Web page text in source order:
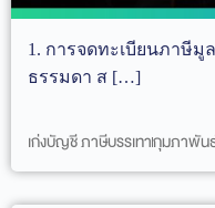
1. การจดทะเบียนภาษีมู
ธรรมดา ส […]
เก่งบัญชี ภาษีบรรเทากุมภาพัน